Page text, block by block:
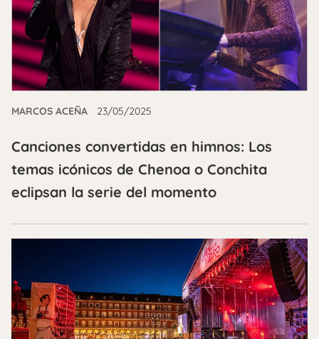
MARCOS ACEÑA 23/05/2025
Canciones convertidas en himnos: Los
temas icónicos de Chenoa o Conchita
eclipsan la serie del momento